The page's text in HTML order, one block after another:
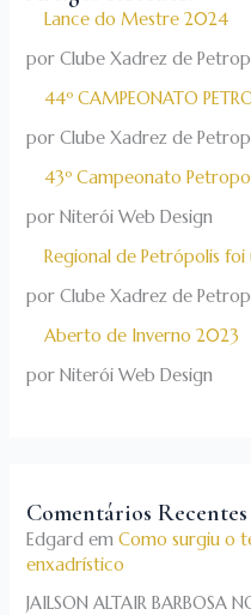
Lance do Mestre 2024
por Clube Xadrez de
44º CAMPEONATO
por Clube Xadrez de
43º Campeonato
por Niterói Web Design
Regional de Petrópolis foi
por Clube Xadrez de
Aberto de Inverno 2023
por Niterói Web Design
Comentários Recentes
Edgard emComo surgiu o
enxadrístico
JAILSON ALTAIR BARBOSA